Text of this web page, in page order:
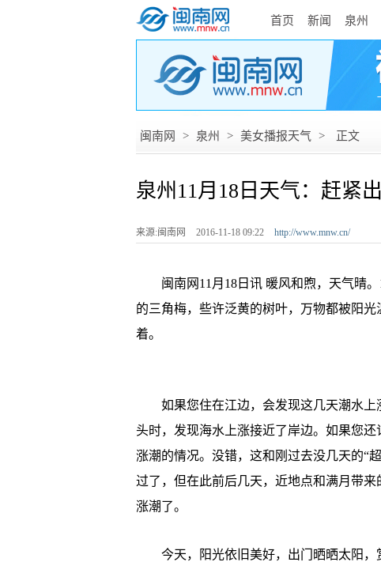
首页 新闻 泉州
闽南网 > 泉州 > 美女播报天气 > 正文
泉州11月18日天气：赶紧
来源:闽南网 2016-11-18 09:22 http://www.mnw.cn/
闽南网11月18日讯 暖风和煦，天气晴。
的三角梅，些许泛黄的树叶，万物都被阳
着。
如果您住在江边，会发现这几天潮水上
头时，发现海水上涨接近了岸边。如果您
涨潮的情况。没错，这和刚过去没几天的“
过了，但在此前后几天，近地点和满月带
涨潮了。
今天，阳光依旧美好，出门晒晒太阳，